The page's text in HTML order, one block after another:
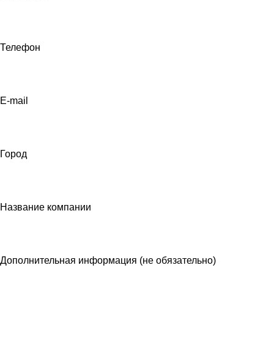
Телефон
E-mail
Город
Название компании
Дополнительная информация (не обязательно)